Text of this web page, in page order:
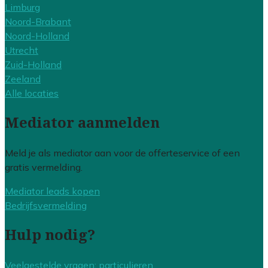
Limburg
Noord-Brabant
Noord-Holland
Utrecht
Zuid-Holland
Zeeland
Alle locaties
Mediator aanmelden
Meld je als mediator aan voor de offerteservice of een
gratis vermelding.
Mediator leads kopen
Bedrijfsvermelding
Hulp nodig?
Veelgestelde vragen: particulieren